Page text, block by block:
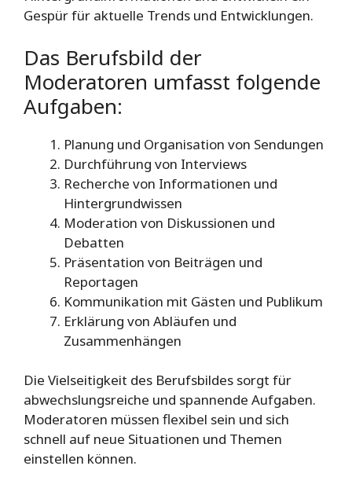
Gespür für aktuelle Trends und Entwicklungen.
Das Berufsbild der
Moderatoren umfasst folgende
Aufgaben:
Planung und Organisation von Sendungen
Durchführung von Interviews
Recherche von Informationen und
Hintergrundwissen
Moderation von Diskussionen und
Debatten
Präsentation von Beiträgen und
Reportagen
Kommunikation mit Gästen und Publikum
Erklärung von Abläufen und
Zusammenhängen
Die Vielseitigkeit des Berufsbildes sorgt für
abwechslungsreiche und spannende Aufgaben.
Moderatoren müssen flexibel sein und sich
schnell auf neue Situationen und Themen
einstellen können.